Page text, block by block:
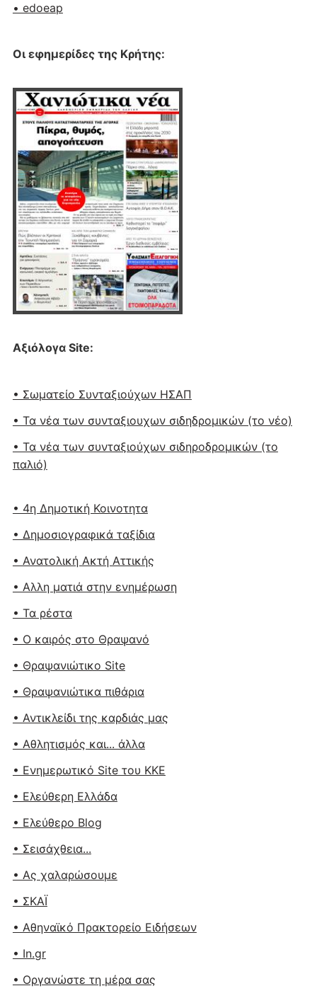
• edoeap
Οι εφημερίδες της Κρήτης:
Αξιόλογα Site:
• Σωματείο Συνταξιούχων ΗΣΑΠ
• Τα νέα των συνταξιουχων σιδηδρομικών (το νέο)
• Τα νέα των συνταξιούχων σιδηροδρομικών (το
παλιό)
• 4η Δημοτική Κοινοτητα
• Δημοσιογραφικά ταξίδια
• Ανατολική Ακτή Αττικής
• Αλλη ματιά στην ενημέρωση
• Τα ρέστα
• Ο καιρός στο Θραψανό
• Θραψανιώτικο Site
• Θραψανιώτικα πιθάρια
• Αντικλείδι της καρδιάς μας
• Αθλητισμός και... άλλα
• Ενημερωτικό Site του ΚΚΕ
• Ελεύθερη Ελλάδα
• Ελεύθερο Blog
• Σεισάχθεια...
• Ας χαλαρώσουμε
• ΣΚΑΪ
• Αθηναϊκό Πρακτορείο Ειδήσεων
• In.gr
• Οργανώστε τη μέρα σας